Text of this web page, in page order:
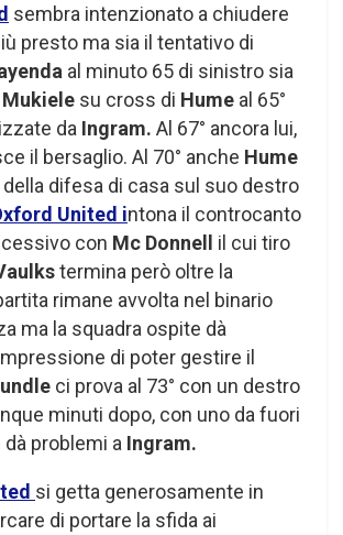
sembra intenzionato a chiudere
presto ma sia il tentativo di
al minuto 65 di sinistro sia
Mukiele su cross di Hume al 65°
da Ingram. Al 67° ancora lui,
il bersaglio. Al 70° anche Hume
della difesa di casa sul suo destro
United intona il controcanto
con Mc Donnell il cui tiro
termina però oltre la
rimane avvolta nel binario
ma la squadra ospite dà
di poter gestire il
ci prova al 73° con un destro
minuti dopo, con uno da fuori
problemi a Ingram.
si getta generosamente in
di portare la sfida ai